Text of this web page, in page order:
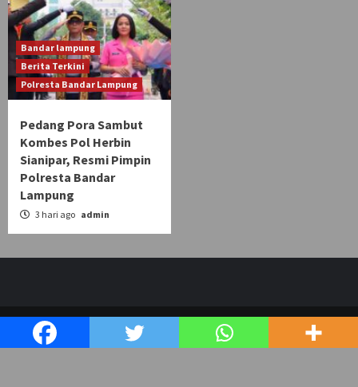
Bandar lampung
Berita Terkini
Polresta Bandar Lampung
Pedang Pora Sambut
Kombes Pol Herbin
Sianipar, Resmi Pimpin
Polresta Bandar
Lampung
3 hari ago admin
Copyright © bensorinfo.com